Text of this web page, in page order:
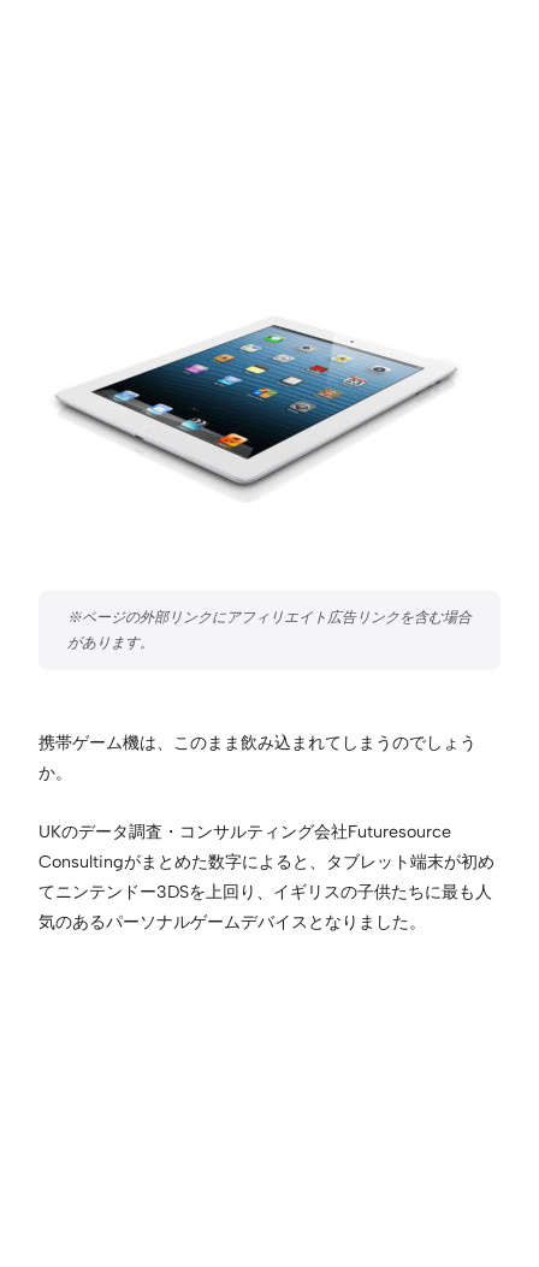
携帯ゲーム機は、このまま飲み込まれてしまうのでしょう
か。
UKのデータ調査・コンサルティング会社Futuresource
Consultingがまとめた数字によると、タブレット端末が初め
てニンテンドー3DSを上回り、イギリスの子供たちに最も人
気のあるパーソナルゲームデバイスとなりました。